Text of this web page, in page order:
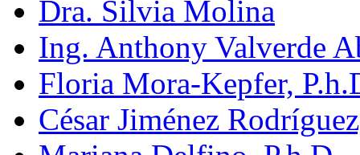
Dra. Silvia Molina
Ing. Anthony Valverde
Floria Mora-Kepfer,
César Jiménez